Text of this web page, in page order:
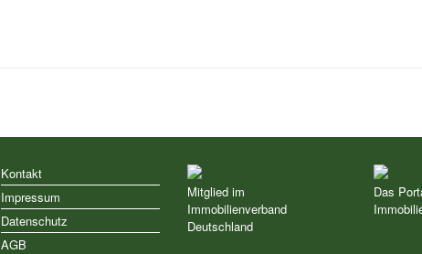
Kontakt
Impressum
Datenschutz
AGB
Mitglied im
Immobilienverband
Deutschland
Das